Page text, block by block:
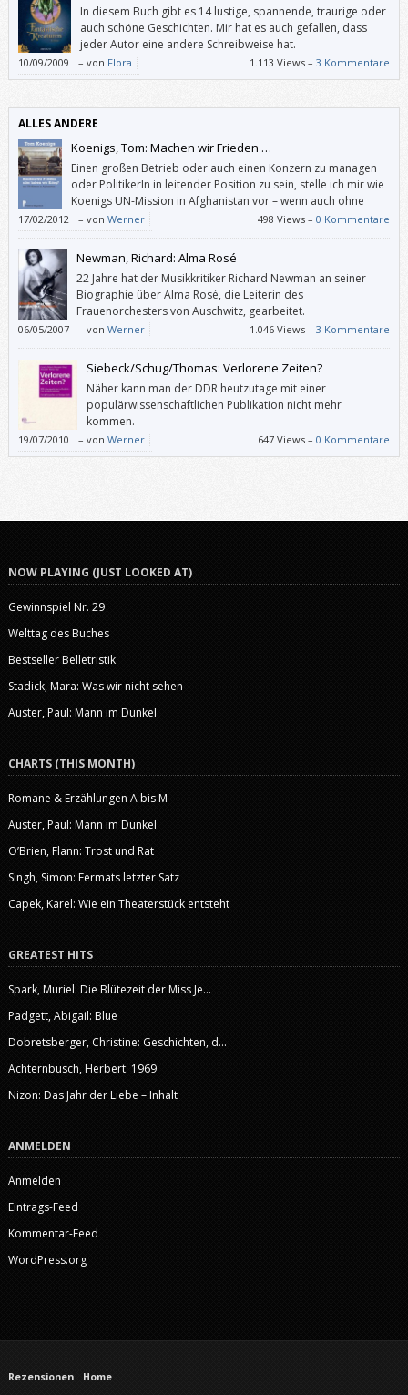
In diesem Buch gibt es 14 lustige, spannende, traurige oder
auch schöne Geschichten. Mir hat es auch gefallen, dass
jeder Autor eine andere Schreibweise hat.
10/09/2009 – von Flora 1.113 Views –3 Kommentare
ALLES ANDERE
Koenigs, Tom: Machen wir Frieden …
Einen großen Betrieb oder auch einen Konzern zu managen
oder PolitikerIn in leitender Position zu sein, stelle ich mir wie
Koenigs UN-Mission in Afghanistan vor – wenn auch ohne
Selbstmordattentäter.
17/02/2012 – von Werner 498 Views –0 Kommentare
Newman, Richard: Alma Rosé
22 Jahre hat der Musikkritiker Richard Newman an seiner
Biographie über Alma Rosé, die Leiterin des
Frauenorchesters von Auschwitz, gearbeitet.
06/05/2007 – von Werner 1.046 Views –3 Kommentare
Siebeck/Schug/Thomas: Verlorene Zeiten?
Näher kann man der DDR heutzutage mit einer
populärwissenschaftlichen Publikation nicht mehr
kommen.
19/07/2010 – von Werner 647 Views –0 Kommentare
NOW PLAYING (JUST LOOKED AT)
Gewinnspiel Nr. 29
Welttag des Buches
Bestseller Belletristik
Stadick, Mara: Was wir nicht sehen
Auster, Paul: Mann im Dunkel
CHARTS (THIS MONTH)
Romane & Erzählungen A bis M
Auster, Paul: Mann im Dunkel
O’Brien, Flann: Trost und Rat
Singh, Simon: Fermats letzter Satz
Capek, Karel: Wie ein Theaterstück entsteht
GREATEST HITS
Spark, Muriel: Die Blütezeit der Miss Je...
Padgett, Abigail: Blue
Dobretsberger, Christine: Geschichten, d...
Achternbusch, Herbert: 1969
Nizon: Das Jahr der Liebe – Inhalt
ANMELDEN
Anmelden
Eintrags-Feed
Kommentar-Feed
WordPress.org
Rezensionen Home